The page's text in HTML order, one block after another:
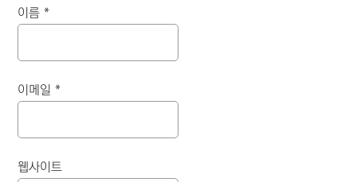
이름*
이메일*
웹사이트